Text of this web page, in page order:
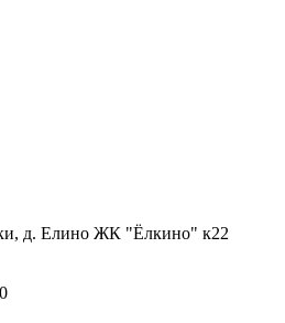
д. Елино ЖК "Ёлкино" к22